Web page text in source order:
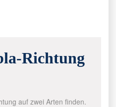
Richtung
auf zwei Arten finden.